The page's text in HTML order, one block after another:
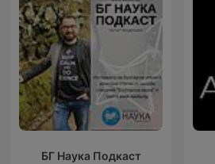
БГ Наука Подкаст